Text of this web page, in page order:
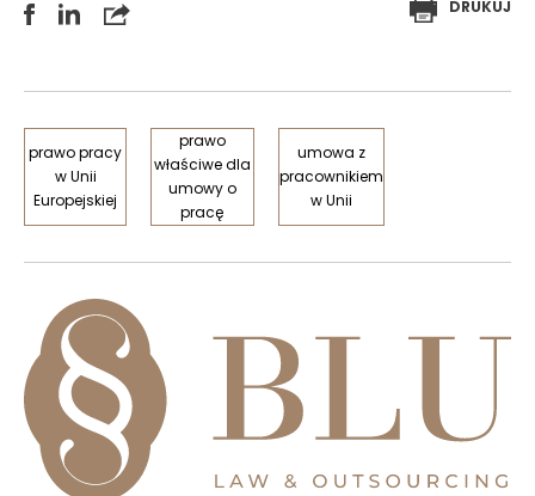
DRUKUJ
prawo pracy
w Unii
Europejskiej
prawo
właściwe dla
umowy o
pracę
umowa z
pracownikiem
w Unii